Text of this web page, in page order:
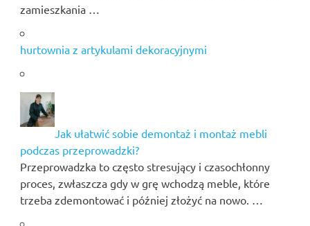
zamieszkania …
hurtownia z artykulami dekoracyjnymi
Jak ułatwić sobie demontaż i montaż mebli
podczas przeprowadzki?
Przeprowadzka to często stresujący i czasochłonny
proces, zwłaszcza gdy w grę wchodzą meble, które
trzeba zdemontować i później złożyć na nowo. …